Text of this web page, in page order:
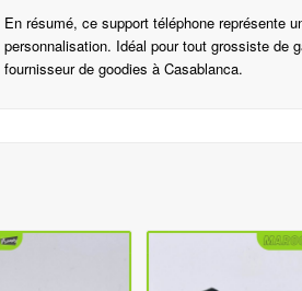
En résumé, ce support téléphone représente
personnalisation. Idéal pour tout grossiste de
fournisseur de goodies à Casablanca.